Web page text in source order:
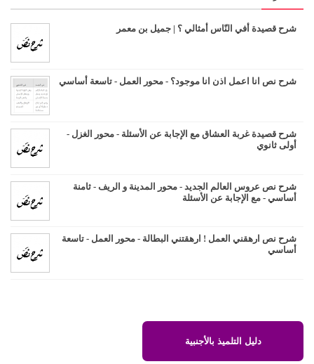
شرح قصيدة أفي النّاس أمثالي ؟ | جميل بن معمر
شرح نص انا اعمل اذن انا موجود؟ - محور العمل - تاسعة أساسي
شرح قصيدة غربة العشاق مع الإجابة عن الأسئلة - محور الغزل -
أولى ثانوي
شرح نص عروس العالم الجديد - محور المدينة و الريف - ثامنة
أساسي - مع الإجابة عن الأسئلة
شرح نص ارهقني العمل ! ارهقتني البطالة - محور العمل - تاسعة
أساسي
دليل التلميذ بالأجنبية